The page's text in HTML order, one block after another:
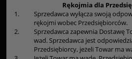
Rękojmia dla
1.
Sprzedawca wyłącza swoją
rękojmi wobec Przedsiębiorców.
2.
Sprzedawca zapewnia Dostawę
wad. Sprzedawca jest
Przedsiębiorcy, jeżeli Towar ma